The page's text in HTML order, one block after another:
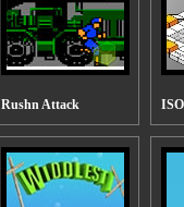
Rushn Attack